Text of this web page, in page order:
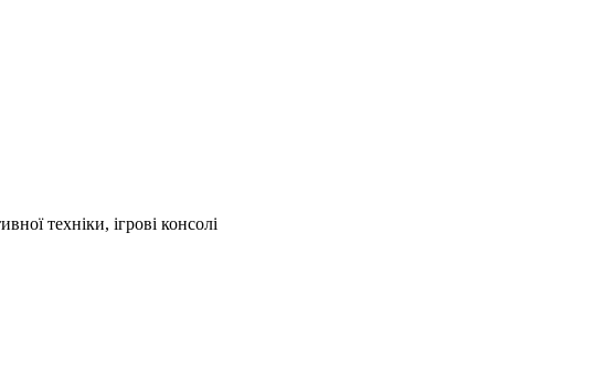
техніки, ігрові консолі